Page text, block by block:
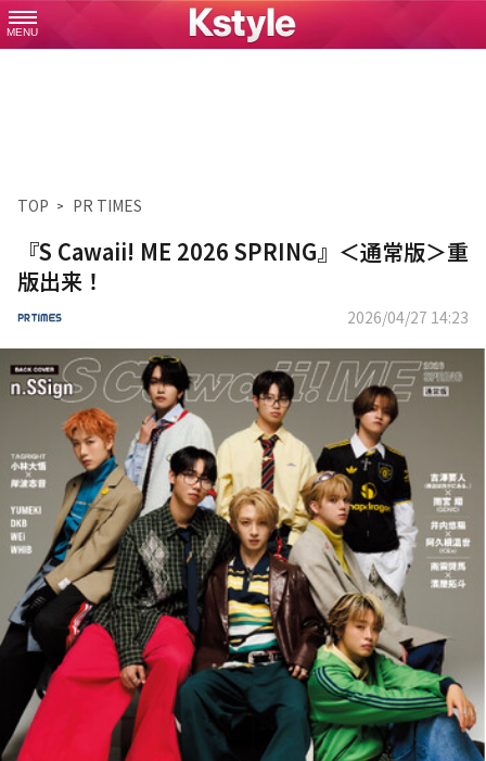
MENU
TOP PR TIMES
『S Cawaii! ME 2026 SPRING』＜通常版＞重
版出来！
2026/04/27 14:23